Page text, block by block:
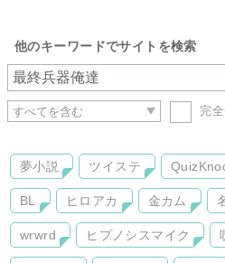
他のキーワードでサイトを検索
完
夢小説 ツイステ
BL ヒロアカ 金カム
wrwrd ヒプノシスマイク